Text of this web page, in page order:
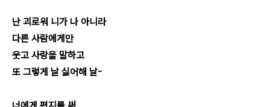
난 괴로워 니가 나 아니라
다른 사람에게만
웃고 사랑을 말하고
또 그렇게 날 싫어해 날-